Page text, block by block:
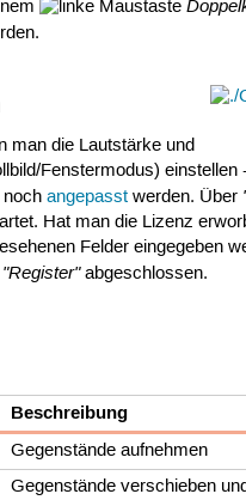
man die Lautstärke und
Fenstermodus) einstellen
angepasstwerden. Über
Hat man die Lizenz
Felder eingegeben
"Register"abgeschlossen.
Beschreibung
Gegenstände aufnehmen
Gegenstände verschieben